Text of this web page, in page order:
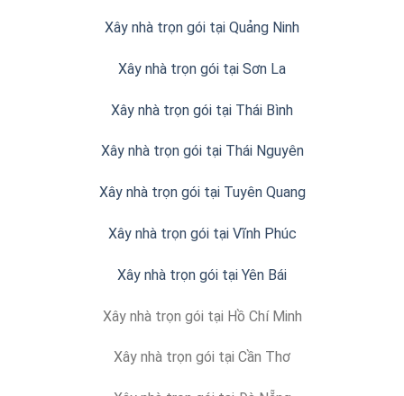
Xây nhà trọn gói tại Quảng Ninh
Xây nhà trọn gói tại Sơn La
Xây nhà trọn gói tại Thái Bình
Xây nhà trọn gói tại Thái Nguyên
Xây nhà trọn gói tại Tuyên Quang
Xây nhà trọn gói tại Vĩnh Phúc
Xây nhà trọn gói tại Yên Bái
Xây nhà trọn gói tại Hồ Chí Minh
Xây nhà trọn gói tại Cần Thơ